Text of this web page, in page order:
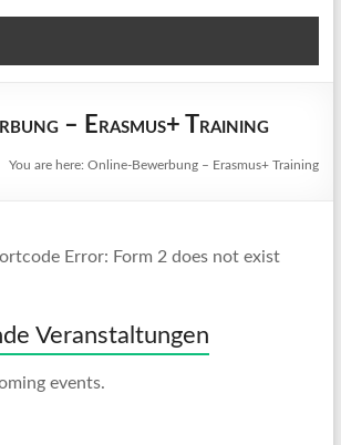
– Erasmus+ Training
You are here:Online-Bewerbung – Erasmus+ Training
Error: Form 2 does not exist
Veranstaltungen
events.